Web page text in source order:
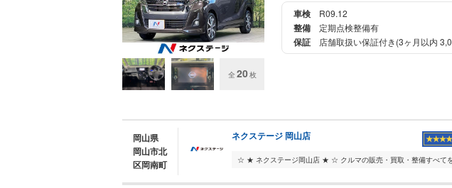
全 20枚
車検
R09.12
整備 定期点検整備有
保証 店舗取扱い保証付き(3ヶ月以内
岡山県
岡山市北
区岡南町
ネクステージ 岡山店